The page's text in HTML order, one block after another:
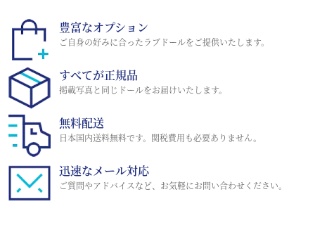
豊富なオプション
ご自身の好みに合ったラブドールをご提供いたします。
すべてが正規品
掲載写真と同じドールをお届けいたします。
無料配送
日本国内送料無料です。関税費用も必要ありません。
迅速なメール対応
ご質問やアドバイスなど、お気軽にお問い合わせください。